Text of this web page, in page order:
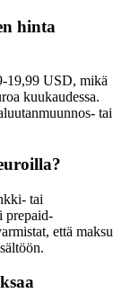
hinta
19,99 USD, mikä
kuukaudessa.
tai
tai
prepaid-
että maksu